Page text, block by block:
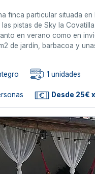
finca particular situada en
pistas de Sky la
en verano como en
de jardín, barbacoa y
1 unidades
Desde 25€